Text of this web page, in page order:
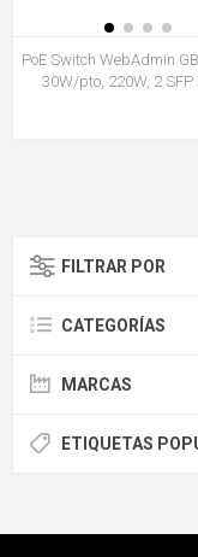
PoE Switch WebAdmin
30W/pto, 220W, 2 SFP
FILTRAR POR
CATEGORÍAS
MARCAS
ETIQUETAS